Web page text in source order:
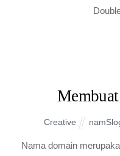
Creative
Nama domain